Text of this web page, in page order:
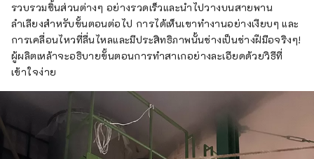
รวบรวมชิ้นส่วนต่างๆ อย่างรวดเร็วและนำไปวางบนสายพาน
ลำเลียงสำหรับขั้นตอนต่อไป การได้เห็นเขาทำงานอย่างเงียบๆ และ
การเคลื่อนไหวที่ลื่นไหลและมีประสิทธิภาพนั้นช่างเป็นช่างฝีมือจริงๆ!
ผู้ผลิตเหล้าจะอธิบายขั้นตอนการทำสาเกอย่างละเอียดด้วยวิธีที่
เข้าใจง่าย